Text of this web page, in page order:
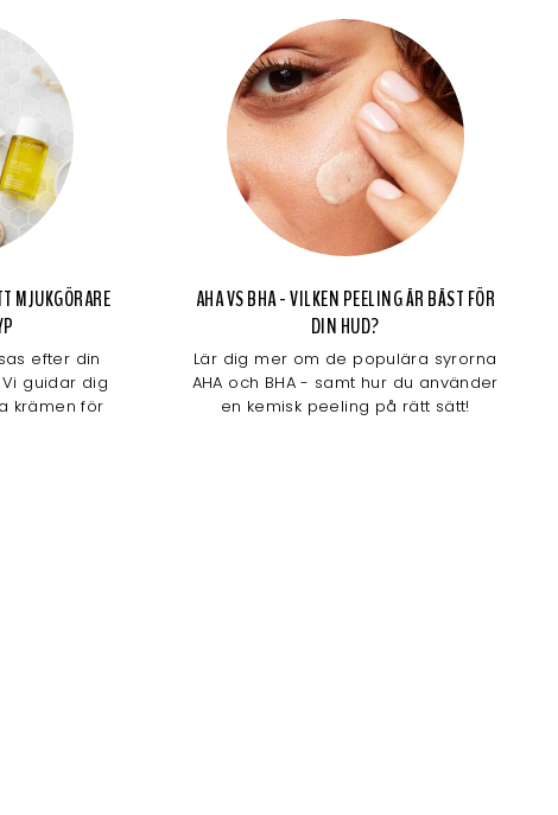
MJUKGÖRARE
efter din
guidar dig
krämen för
AHA VS BHA - VILKEN PEELING ÄR BÄST FÖR
DIN HUD?
Lär dig mer om de populära syrorna
AHA och BHA - samt hur du använder
en kemisk peeling på rätt sätt!